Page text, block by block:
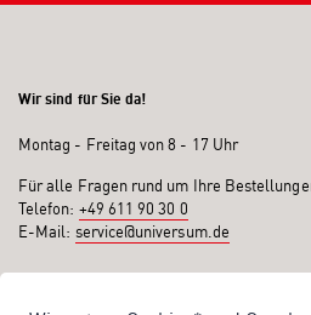
Wir sind für Sie da!
Montag - Freitag von 8 - 17 Uhr
Für alle Fragen rund um Ihre
Telefon: +49 611 90 30 0
E-Mail: service@universum.de